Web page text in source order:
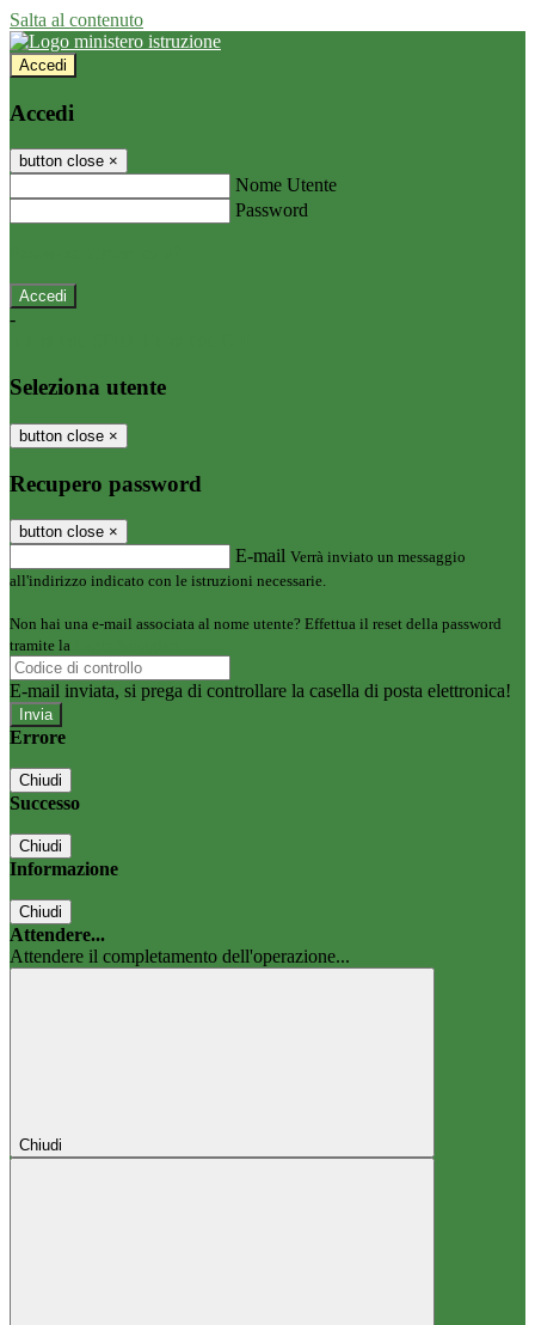
Salta al contenuto
Accedi
Accedi
button close ×
Nome Utente
Password
-
Seleziona utente
button close ×
Recupero password
button close ×
E-mail Verrà inviato un messaggio
all'indirizzo indicato con le istruzioni necessarie.
Non hai una e-mail associata al nome utente? Effettua il reset della password
tramite la
E-mail inviata, si prega di controllare la casella di posta elettronica!
Errore
Chiudi
Successo
Chiudi
Informazione
Chiudi
Attendere...
Attendere il completamento dell'operazione...
Chiudi